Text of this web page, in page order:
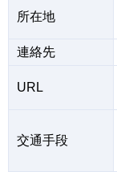
所在地
連絡先
URL
交通手段